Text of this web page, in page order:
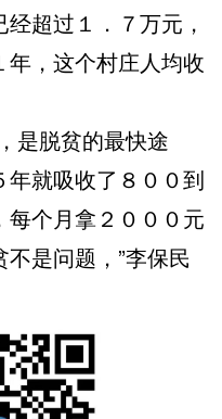
超过１．７万元，
，这个村庄人均收
脱贫的最快途
就吸收了８００到
每个月拿２０００元
是问题，”李保民